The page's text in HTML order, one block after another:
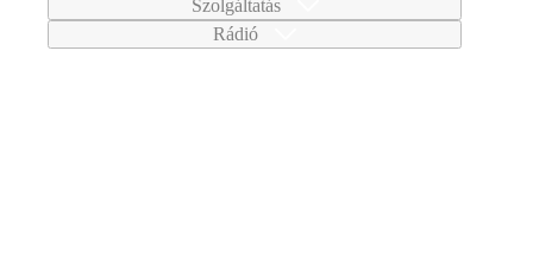
Szolgáltatás
Rádió